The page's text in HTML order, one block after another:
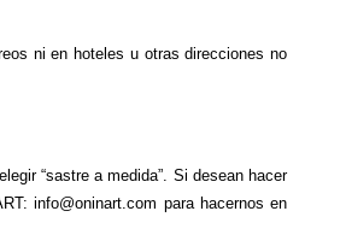
ni en hoteles u otras direcciones no
“sastre a medida”. Si desean hacer
info@oninart.com para hacernos en